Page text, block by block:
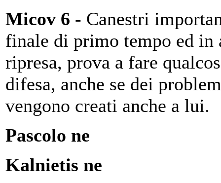
Micov 6 - Canestri
finale di primo tempo ed in
ripresa, prova a fare
difesa, anche se dei
vengono creati anche a lui.
Pascolo ne
Kalnietis ne